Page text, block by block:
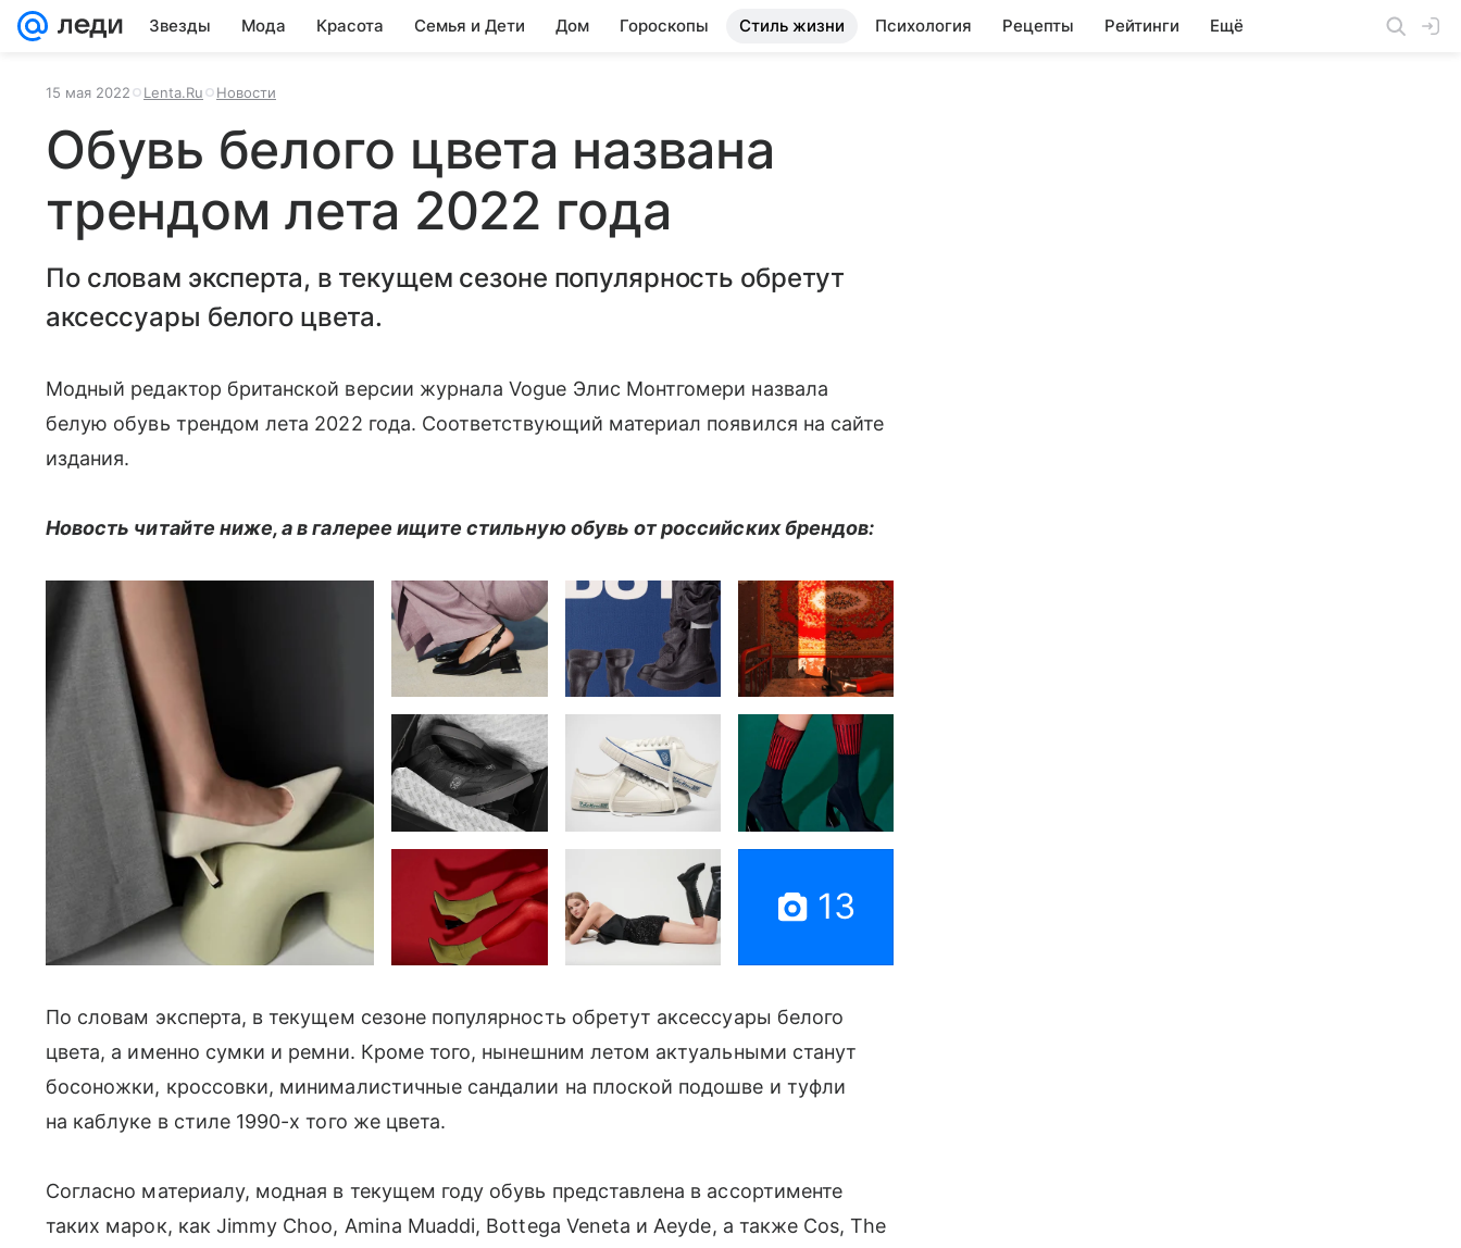
Звезды Мода Красота Семья и Дети Дом Гороскопы Стиль жизни Психология Рецепты Рейтинги Ещё
15 мая 2022 Lenta.Ru Новости
Обувь белого цвета названа
трендом лета 2022 года
По словам эксперта, в текущем сезоне популярность обретут
аксессуары белого цвета.
Модный редактор британской версии журнала Vogue Элис Монтгомери назвала
белую обувь трендом лета 2022 года. Соответствующий материал появился на сайте
издания.
Новость читайте ниже, а в галерее ищите стильную обувь от российских брендов:
13
По словам эксперта, в текущем сезоне популярность обретут аксессуары белого
цвета, а именно сумки и ремни. Кроме того, нынешним летом актуальными станут
босоножки, кроссовки, минималистичные сандалии на плоской подошве и туфли
на каблуке в стиле 1990-х того же цвета.
Согласно материалу, модная в текущем году обувь представлена в ассортименте
таких марок, как Jimmy Choo, Amina Muaddi, Bottega Veneta и Aeyde, а также Cos, The